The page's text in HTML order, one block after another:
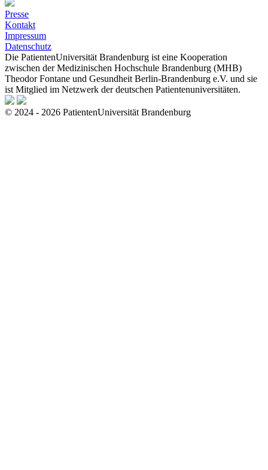
Presse
Kontakt
Impressum
Datenschutz
Die PatientenUniversität Brandenburg ist eine Kooperation
zwischen der Medizinischen Hochschule Brandenburg (MHB)
Theodor Fontane und Gesundheit Berlin-Brandenburg e.V. und sie
ist Mitglied im Netzwerk der deutschen Patientenuniversitäten.
© 2024 - 2026 PatientenUniversität Brandenburg